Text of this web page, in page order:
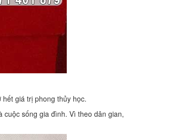
giá trị phong thủy học.
sống gia đình. Vì theo dân gian,